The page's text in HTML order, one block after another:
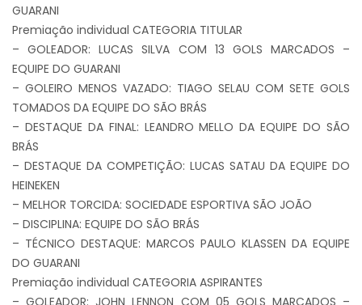
GUARANI
Premiação individual CATEGORIA TITULAR
– GOLEADOR: LUCAS SILVA COM 13 GOLS MARCADOS –
EQUIPE DO GUARANI
– GOLEIRO MENOS VAZADO: TIAGO SELAU COM SETE GOLS
TOMADOS DA EQUIPE DO SÃO BRÁS
– DESTAQUE DA FINAL: LEANDRO MELLO DA EQUIPE DO SÃO
BRÁS
– DESTAQUE DA COMPETIÇÃO: LUCAS SATAU DA EQUIPE DO
HEINEKEN
– MELHOR TORCIDA: SOCIEDADE ESPORTIVA SÃO JOÃO
– DISCIPLINA: EQUIPE DO SÃO BRÁS
– TÉCNICO DESTAQUE: MARCOS PAULO KLASSEN DA EQUIPE
DO GUARANI
Premiação individual CATEGORIA ASPIRANTES
– GOLEADOR: JOHN LENNON COM 05 GOLS MARCADOS –